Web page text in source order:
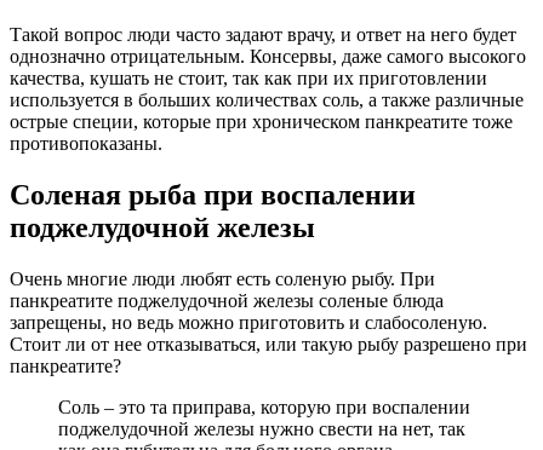
Такой вопрос люди часто задают врачу, и ответ на него будет
однозначно отрицательным. Консервы, даже самого высокого
качества, кушать не стоит, так как при их приготовлении
используется в больших количествах соль, а также различные
острые специи, которые при хроническом панкреатите тоже
противопоказаны.
Соленая рыба при воспалении
поджелудочной железы
Очень многие люди любят есть соленую рыбу. При
панкреатите поджелудочной железы соленые блюда
запрещены, но ведь можно приготовить и слабосоленую.
Стоит ли от нее отказываться, или такую рыбу разрешено при
панкреатите?
Соль – это та приправа, которую при воспалении
поджелудочной железы нужно свести на нет, так